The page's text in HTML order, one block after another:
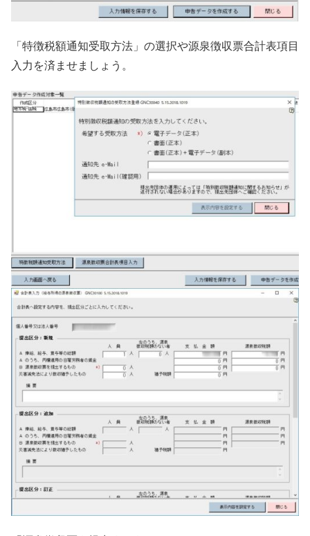
「特徴税額通知受取方法」の選択や源泉徴収票合計表項目
入力を済ませましょう。